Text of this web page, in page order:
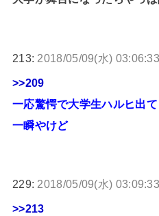
213: 2018/05/09(水)
>>209
一応驚愕で大学生ハルヒ出
一瞬やけど
229: 2018/05/09(水)
>>213